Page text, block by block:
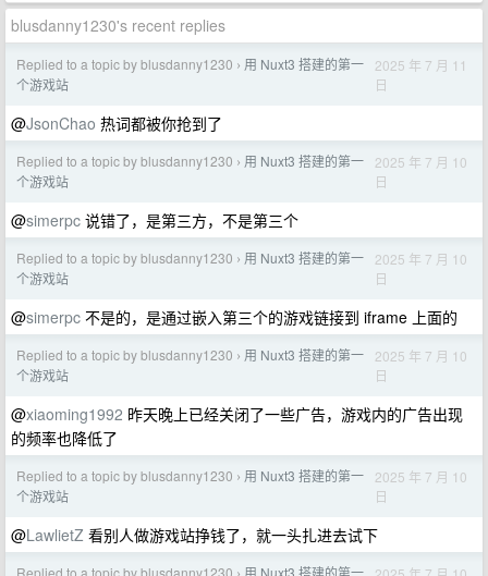
blusdanny1230's recent replies
Replied to a topic by blusdanny1230 › 用 Nuxt3 搭建的第一
个游戏站
2025 年 7 月 11
日
@JsonChao 热词都被你抢到了
Replied to a topic by blusdanny1230 › 用 Nuxt3 搭建的第一
个游戏站
2025 年 7 月 10
日
@simerpc 说错了，是第三方，不是第三个
Replied to a topic by blusdanny1230 › 用 Nuxt3 搭建的第一
个游戏站
2025 年 7 月 10
日
@simerpc 不是的，是通过嵌入第三个的游戏链接到 iframe 上面的
Replied to a topic by blusdanny1230 › 用 Nuxt3 搭建的第一
个游戏站
2025 年 7 月 10
日
@xiaoming1992 昨天晚上已经关闭了一些广告，游戏内的广告出现
的频率也降低了
Replied to a topic by blusdanny1230 › 用 Nuxt3 搭建的第一
个游戏站
2025 年 7 月 10
日
@LawlietZ 看别人做游戏站挣钱了，就一头扎进去试下
Replied to a topic by blusdanny1230 用 Nuxt3 搭建的第一